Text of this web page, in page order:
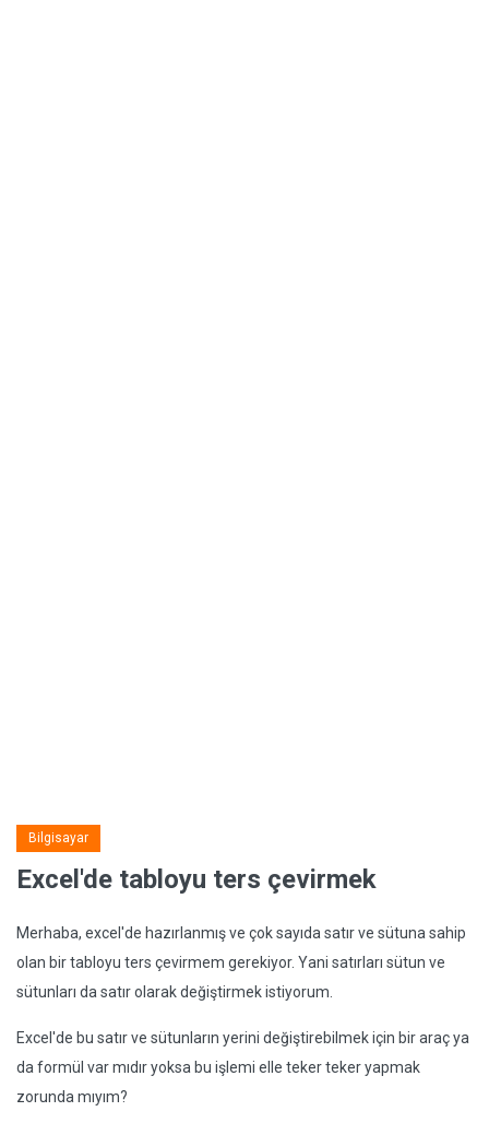
Bilgisayar
Excel'de tabloyu ters çevirmek
Merhaba, excel'de hazırlanmış ve çok sayıda satır ve sütuna sahip
olan bir tabloyu ters çevirmem gerekiyor. Yani satırları sütun ve
sütunları da satır olarak değiştirmek istiyorum.
Excel'de bu satır ve sütunların yerini değiştirebilmek için bir araç ya
da formül var mıdır yoksa bu işlemi elle teker teker yapmak
zorunda mıyım?